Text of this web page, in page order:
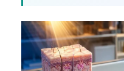
ئۇيغۇرچە
Кыргызча